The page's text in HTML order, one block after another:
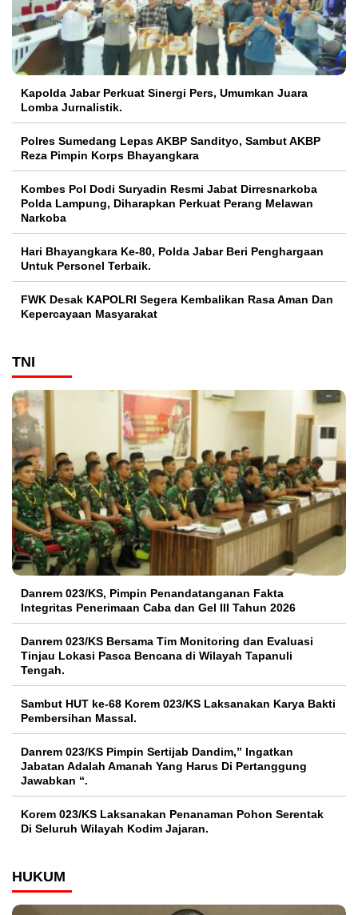
Kapolda Jabar Perkuat Sinergi Pers, Umumkan Juara
Lomba Jurnalistik.
Polres Sumedang Lepas AKBP Sandityo, Sambut AKBP
Reza Pimpin Korps Bhayangkara
Kombes Pol Dodi Suryadin Resmi Jabat Dirresnarkoba
Polda Lampung, Diharapkan Perkuat Perang Melawan
Narkoba
Hari Bhayangkara Ke-80, Polda Jabar Beri Penghargaan
Untuk Personel Terbaik.
FWK Desak KAPOLRI Segera Kembalikan Rasa Aman Dan
Kepercayaan Masyarakat
TNI
Danrem 023/KS, Pimpin Penandatanganan Fakta
Integritas Penerimaan Caba dan Gel III Tahun 2026
Danrem 023/KS Bersama Tim Monitoring dan Evaluasi
Tinjau Lokasi Pasca Bencana di Wilayah Tapanuli
Tengah.
Sambut HUT ke-68 Korem 023/KS Laksanakan Karya Bakti
Pembersihan Massal.
Danrem 023/KS Pimpin Sertijab Dandim,” Ingatkan
Jabatan Adalah Amanah Yang Harus Di Pertanggung
Jawabkan “.
Korem 023/KS Laksanakan Penanaman Pohon Serentak
Di Seluruh Wilayah Kodim Jajaran.
HUKUM